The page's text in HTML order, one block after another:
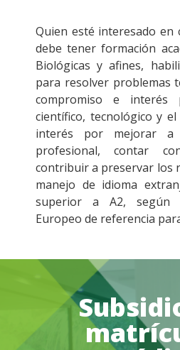
Quien esté interesado en
debe tener formación
Biológicas y afines,
para resolver problemas
compromiso e interés
científico, tecnológico y
interés por mejorar a
profesional, contar
contribuir a preservar los
manejo de idioma
superior a A2, según
Europeo de referencia